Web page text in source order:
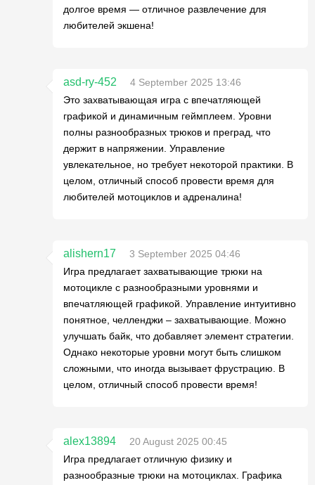
долгое время — отличное развлечение для
любителей экшена!
asd-ry-452
4 September 2025 13:46
Это захватывающая игра с впечатляющей
графикой и динамичным геймплеем. Уровни
полны разнообразных трюков и преград, что
держит в напряжении. Управление
увлекательное, но требует некоторой практики. В
целом, отличный способ провести время для
любителей мотоциклов и адреналина!
alishern17
3 September 2025 04:46
Игра предлагает захватывающие трюки на
мотоцикле с разнообразными уровнями и
впечатляющей графикой. Управление интуитивно
понятное, челленджи – захватывающие. Можно
улучшать байк, что добавляет элемент стратегии.
Однако некоторые уровни могут быть слишком
сложными, что иногда вызывает фрустрацию. В
целом, отличный способ провести время!
alex13894
20 August 2025 00:45
Игра предлагает отличную физику и
разнообразные трюки на мотоциклах. Графика